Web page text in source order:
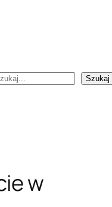
Szukaj
w